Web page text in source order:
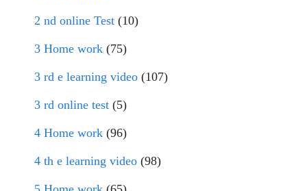
2 nd online Test (10)
3 Home work (75)
3 rd e learning video (107)
3 rd online test (5)
4 Home work (96)
4 th e learning video (98)